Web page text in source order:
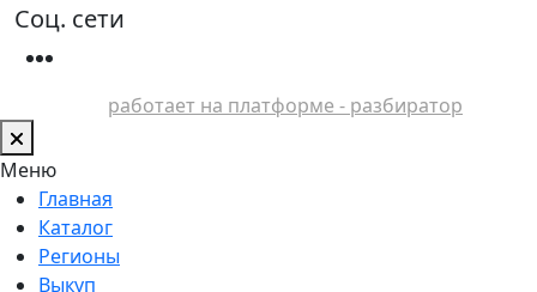
Соц. сети
работает на платформе - разбиратор
Меню
Главная
Каталог
Регионы
Выкуп